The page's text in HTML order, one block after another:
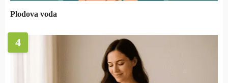
Plodova voda
4